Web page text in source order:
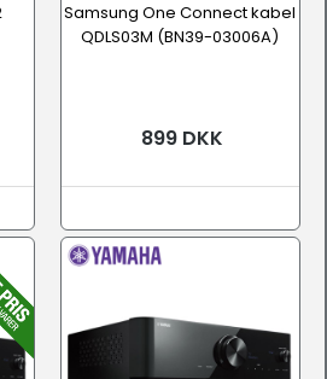
Samsung One Connect kabel
QDLS03M (BN39-03006A)
899 DKK